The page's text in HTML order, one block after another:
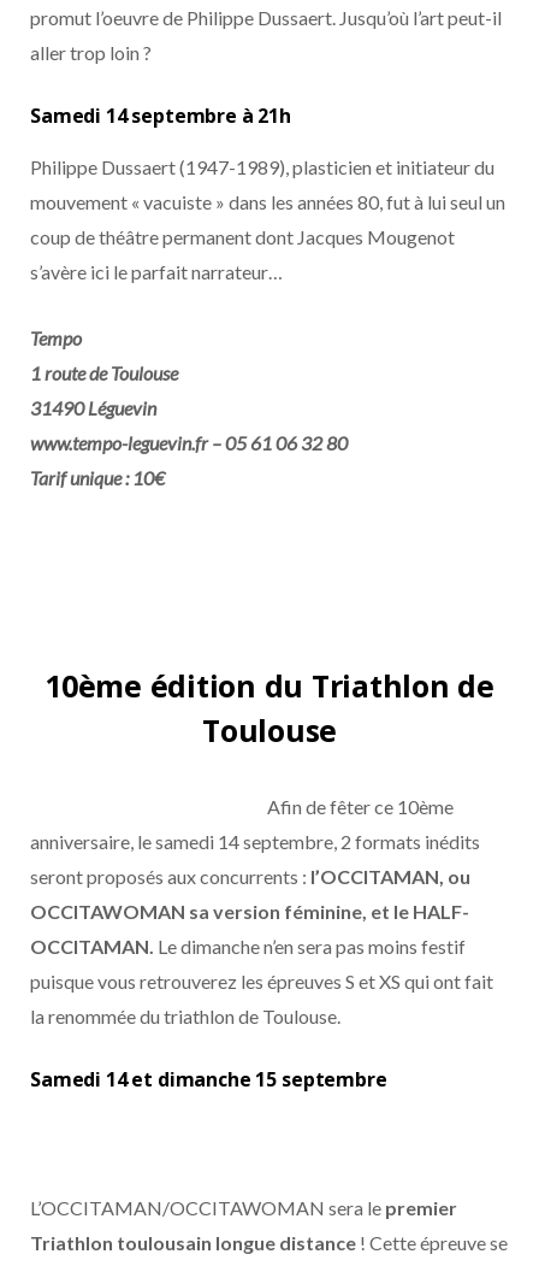
promut l’oeuvre de Philippe Dussaert. Jusqu’où l’art peut-il
aller trop loin ?
Samedi 14 septembre à 21h
Philippe Dussaert (1947-1989), plasticien et initiateur du
mouvement « vacuiste » dans les années 80, fut à lui seul un
coup de théâtre permanent dont Jacques Mougenot
s’avère ici le parfait narrateur…
Tempo
1 route de Toulouse
31490 Léguevin
www.tempo-leguevin.fr – 05 61 06 32 80
Tarif unique : 10€
10ème édition du Triathlon de
Toulouse
Afin de fêter ce 10ème
anniversaire, le samedi 14 septembre, 2 formats inédits
seront proposés aux concurrents : l’OCCITAMAN, ou
OCCITAWOMAN sa version féminine, et le HALF-
OCCITAMAN. Le dimanche n’en sera pas moins festif
puisque vous retrouverez les épreuves S et XS qui ont fait
la renommée du triathlon de Toulouse.
Samedi 14 et dimanche 15 septembre
L’OCCITAMAN/OCCITAWOMAN sera le premier
Triathlon toulousain longue distance ! Cette épreuve se